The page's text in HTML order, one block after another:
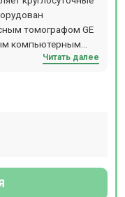
томографом GE
компьютерным
BrightSpeed. Центр
тела для
онкологии и
всего
динамикой с
Читать далее